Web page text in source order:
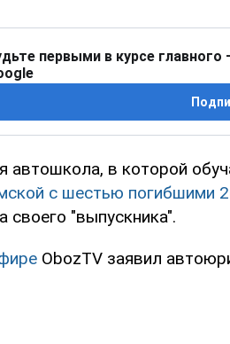
первыми в курсе
автошкола, в которой
с шестью погибшими
своего "выпускника".
ObozTV заявил